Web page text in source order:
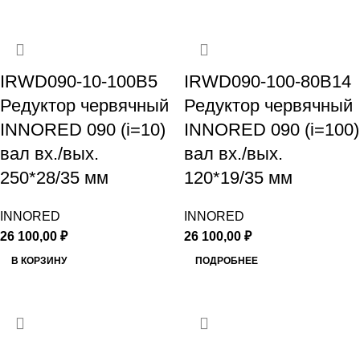
IRWD090-10-100B5
Редуктор червячный
INNORED 090 (i=10)
вал вх./вых.
250*28/35 мм
INNORED
26 100,00 ₽
В КОРЗИНУ
IRWD090-100-80B14
Редуктор червячный
INNORED 090 (i=100)
вал вх./вых.
120*19/35 мм
INNORED
26 100,00 ₽
ПОДРОБНЕЕ